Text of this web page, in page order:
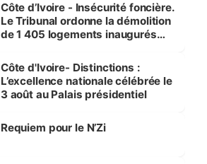
Côte d’Ivoire - Insécurité foncière.
Le Tribunal ordonne la démolition
de 1 405 logements inaugurés
Bassam
Côte d'Ivoire- Distinctions :
L’excellence nationale célébrée le
3 août au Palais présidentiel
Requiem pour le N’Zi